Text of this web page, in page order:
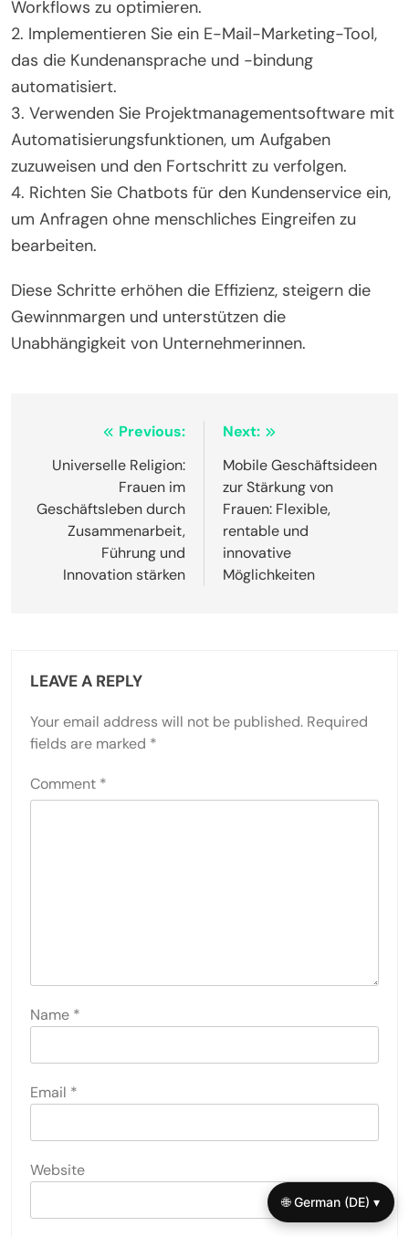
Workflows zu optimieren.
2. Implementieren Sie ein E-Mail-Marketing-Tool,
das die Kundenansprache und -bindung
automatisiert.
3. Verwenden Sie Projektmanagementsoftware mit
Automatisierungsfunktionen, um Aufgaben
zuzuweisen und den Fortschritt zu verfolgen.
4. Richten Sie Chatbots für den Kundenservice ein,
um Anfragen ohne menschliches Eingreifen zu
bearbeiten.
Diese Schritte erhöhen die Effizienz, steigern die
Gewinnmargen und unterstützen die
Unabhängigkeit von Unternehmerinnen.
navigation
Previous:
Universelle Religion:
Frauen im
Geschäftsleben durch
Zusammenarbeit,
Führung und
Innovation stärken
Next:
Mobile Geschäftsideen
zur Stärkung von
Frauen: Flexible,
rentable und
innovative
Möglichkeiten
LEAVE A REPLY
Your email address will not be published. Required
fields are marked *
Comment *
Name *
Email *
Website
🌐 German (DE) ▾